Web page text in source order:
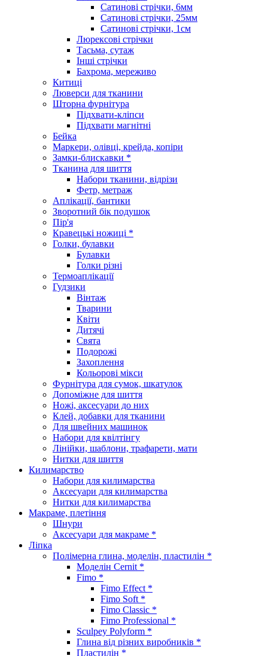
Сатинові стрічки, 6мм
Сатинові стрічки, 25мм
Сатинові стрічки, 1см
Люрексові стрічки
Тасьма, сутаж
Інші стрічки
Бахрома, мереживо
Китиці
Люверси для тканини
Шторна фурнітура
Підхвати-кліпси
Підхвати магнітні
Бейка
Маркери, олівці, крейда, копіри
Замки-блискавки *
Тканина для шиття
Набори тканини, відрізи
Фетр, метраж
Аплікації, бантики
Зворотний бік подушок
Пір'я
Кравецькі ножиці *
Голки, булавки
Булавки
Голки різні
Термоаплікації
Гудзики
Вінтаж
Тварини
Квіти
Дитячі
Свята
Подорожі
Захоплення
Кольорові мікси
Фурнітура для сумок, шкатулок
Допоміжне для шиття
Ножі, аксесуари до них
Клей, добавки для тканини
Для швейних машинок
Набори для квілтінгу
Лінійки, шаблони, трафарети, мати
Нитки для шиття
Килимарство
Набори для килимарства
Аксесуари для килимарства
Нитки для килимарства
Макраме, плетіння
Шнури
Аксесуари для макраме *
Ліпка
Полімерна глина, моделін, пластилін *
Моделін Cernit *
Fimo *
Fimo Effect *
Fimo Soft *
Fimo Classic *
Fimo Professional *
Sculpey Polyform *
Глина від різних виробників *
Пластилін *